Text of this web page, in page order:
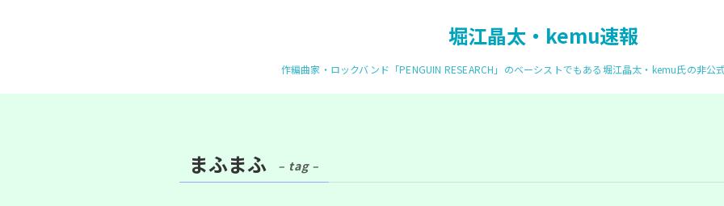
堀江晶太・kemu速報
作編曲家・ロックバンド「PENGUIN RESEARCH」のベーシストでもある堀江晶太・kemu氏の非公
まふまふ – tag –